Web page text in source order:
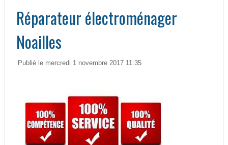
Réparateur électroménager
Noailles
Publié le mercredi 1 novembre 2017 11:35